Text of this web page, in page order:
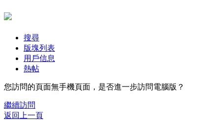
搜尋
版塊列表
用戶信息
熱帖
您訪問的頁面無手機頁面，是否進一步訪問電腦版？
繼續訪問
返回上一頁